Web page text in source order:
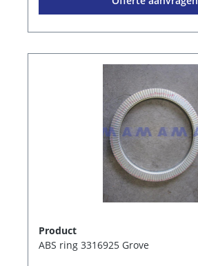
Product
ABS ring 3316925 Grove